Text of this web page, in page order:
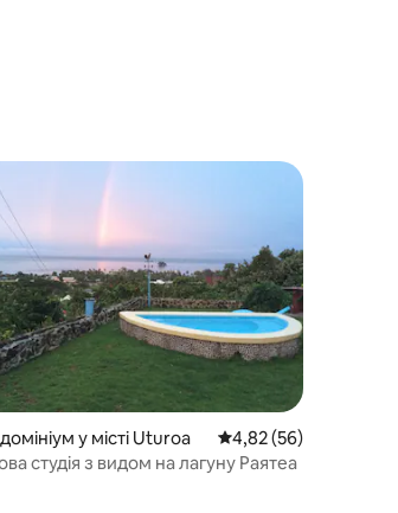
у місті Uturoa Середня оцінка: 4,82
4,82 (56)
студія з видом на лагуну Раятеа